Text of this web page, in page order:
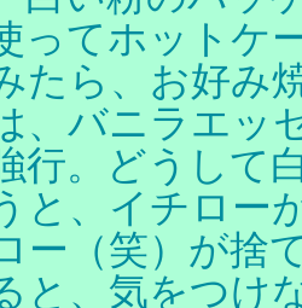
ってホットケ
たら、お好み
、バニラエッ
行。どうして
と、イチロー
ー（笑）が捨
と、気をつけ